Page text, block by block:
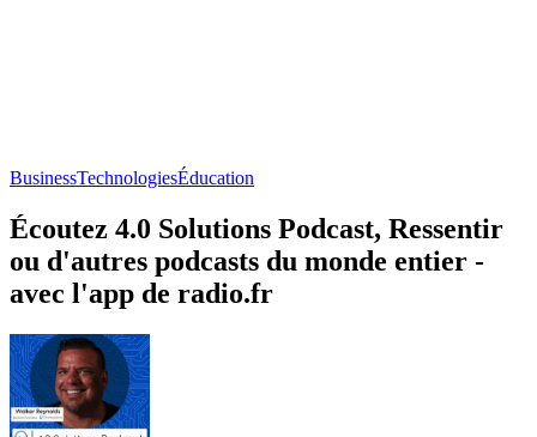
BusinessTechnologiesÉducation
Écoutez 4.0 Solutions Podcast, Ressentir
ou d'autres podcasts du monde entier -
avec l'app de radio.fr